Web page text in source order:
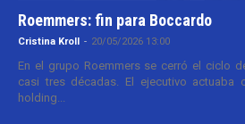
Roemmers: fin para Boccardo
Cristina Kroll - 20/05/2026 13:00
En el grupo Roemmers se cerró el ciclo
casi tres décadas. El ejecutivo actuaba
holding...